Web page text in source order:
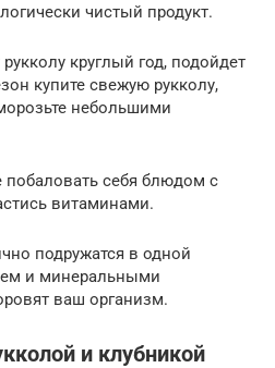
чистый продукт.
круглый год, подойдет
купите свежую рукколу,
небольшими
себя блюдом с
витаминами.
подружатся в одной
и минеральными
ваш организм.
и клубникой